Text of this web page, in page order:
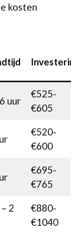
kosten
Investering
uur
€525-
€605
€520-
€600
€695-
€765
2
€880-
€1040